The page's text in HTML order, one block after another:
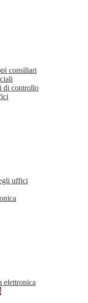
consiliari
di controllo
uffici
elettronica